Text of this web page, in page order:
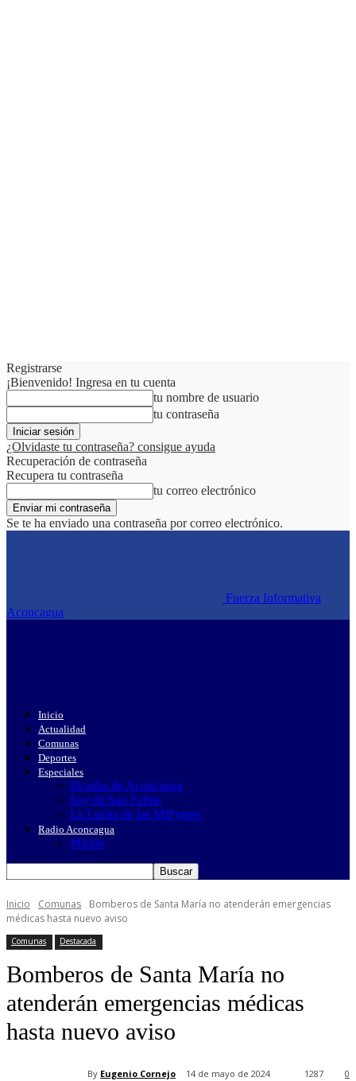
Registrarse
¡Bienvenido! Ingresa en tu cuenta
tu nombre de usuario
tu contraseña
¿Olvidaste tu contraseña? consigue ayuda
Recuperación de contraseña
Recupera tu contraseña
tu correo electrónico
Se te ha enviado una contraseña por correo electrónico.
Fuerza Informativa
Aconcagua
Inicio
Actualidad
Comunas
Deportes
Especiales
Picadas de Aconcagua
Soy de San Felipe
La Lucha de las MiPymes
Radio Aconcagua
Misión
Inicio Comunas
Bomberos de Santa María no atenderán emergencias
médicas hasta nuevo aviso
Comunas Destacada
Bomberos de Santa María no
atenderán emergencias médicas
hasta nuevo aviso
By Eugenio Cornejo 14 de mayo de 2024 0
1287